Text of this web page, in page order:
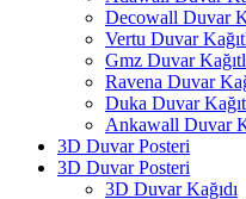
Decowall Duvar
Vertu Duvar
Gmz Duvar
Ravena Duvar
Duka Duvar
Ankawall Duvar
3D Duvar Posteri
3D Duvar Posteri
3D Duvar Kağıdı